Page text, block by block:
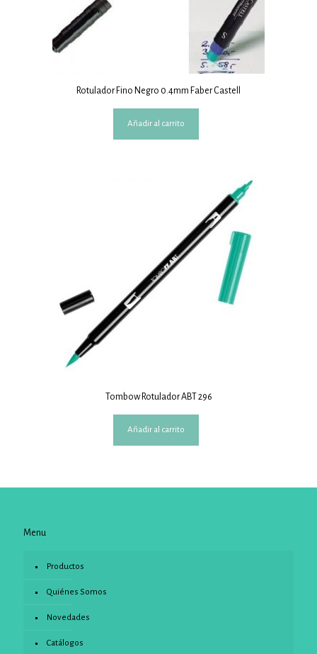
Rotulador Fino Negro 0.4mm Faber Castell
Añadir al carrito
Tombow Rotulador ABT 296
Añadir al carrito
Menu
Productos
Quiénes Somos
Novedades
Catálogos